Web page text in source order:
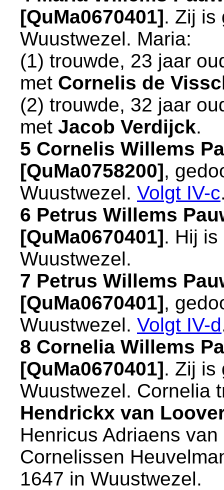
[QuMa0670401]. Zij is
Wuustwezel. Maria:
(1) trouwde, 23 jaar
met Cornelis de
(2) trouwde, 32 jaar
met Jacob Verdijck.
5 Cornelis Willems
[QuMa0758200],
Wuustwezel. Volgt IV-c
6 Petrus Willems
[QuMa0670401]. Hij
Wuustwezel.
7 Petrus Willems
[QuMa0670401],
Wuustwezel. Volgt IV-d
8 Cornelia Willems
[QuMa0670401]. Zij is
Wuustwezel. Cornelia
Hendrickx van
Henricus Adriaens
Cornelissen
1647 in Wuustwezel.